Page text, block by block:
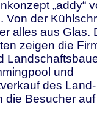
„addy“
Von der
alles aus Glas.
zeigen die
und
des
die Besucher